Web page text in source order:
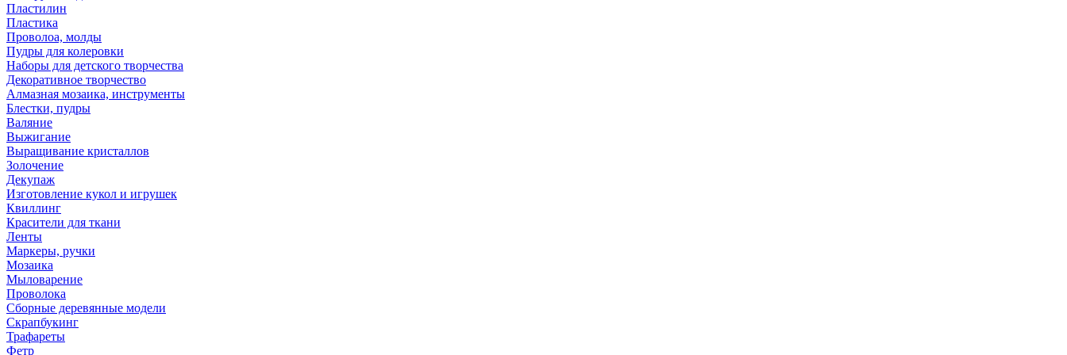
Пластилин
Пластика
Проволоа, молды
Пудры для колеровки
Наборы для детского творчества
Декоративное творчество
Алмазная мозаика, инструменты
Блестки, пудры
Валяние
Выжигание
Выращивание кристаллов
Золочение
Декупаж
Изготовление кукол и игрушек
Квиллинг
Красители для ткани
Ленты
Маркеры, ручки
Мозаика
Мыловарение
Проволока
Сборные деревянные модели
Скрапбукинг
Трафареты
Фетр